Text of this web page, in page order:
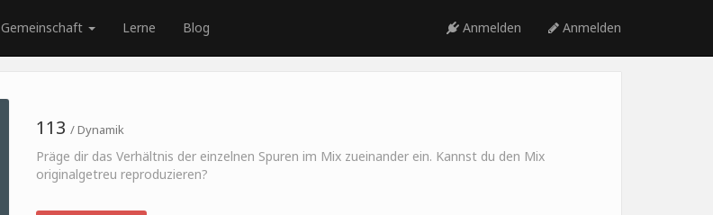
Gemeinschaft Lerne Blog Anmelden Anmelden
113 / Dynamik
Präge dir das Verhältnis der einzelnen Spuren im Mix zueinander ein. Kannst du den Mix
originalgetreu reproduzieren?